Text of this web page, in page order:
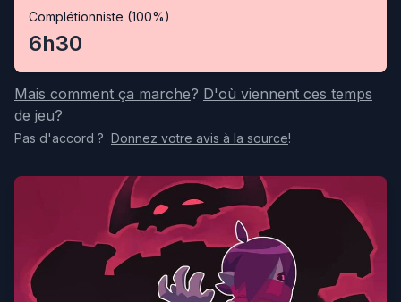
Complétionniste (100%)
6h30
Mais comment ça marche? D'où viennent ces temps
de jeu?
Pas d'accord ? Donnez votre avis à la source!